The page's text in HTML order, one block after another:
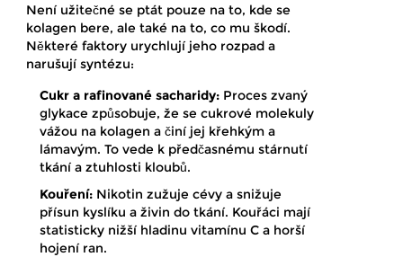
Není užitečné se ptát pouze na to, kde se
kolagen bere, ale také na to, co mu škodí.
Některé faktory urychlují jeho rozpad a
narušují syntézu:
Cukr a rafinované sacharidy: Proces zvaný
glykace způsobuje, že se cukrové molekuly
vážou na kolagen a činí jej křehkým a
lámavým. To vede k předčasnému stárnutí
tkání a ztuhlosti kloubů.
Kouření: Nikotin zužuje cévy a snižuje
přísun kyslíku a živin do tkání. Kouřáci mají
statisticky nižší hladinu vitamínu C a horší
hojení ran.